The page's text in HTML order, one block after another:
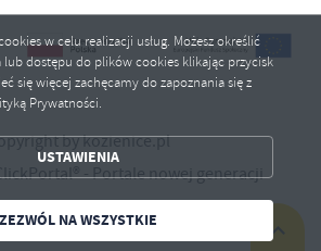
by kozienice.pl
- Portale nowej generacji
w celu realizacji usług. Możesz określić
dostępu do plików cookies klikając przycisk
się więcej zachęcamy do zapoznania się z
Prywatności.
USTAWIENIA
ZEZWÓL NA WSZYSTKIE
ZEZWÓL NA WSZYSTKIE